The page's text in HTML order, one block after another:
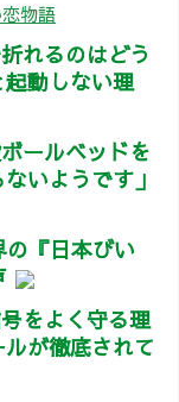
物語
れるのはどう
動しない理
ールベッドを
いようです」
『日本びい
をよく守る理
が徹底されて